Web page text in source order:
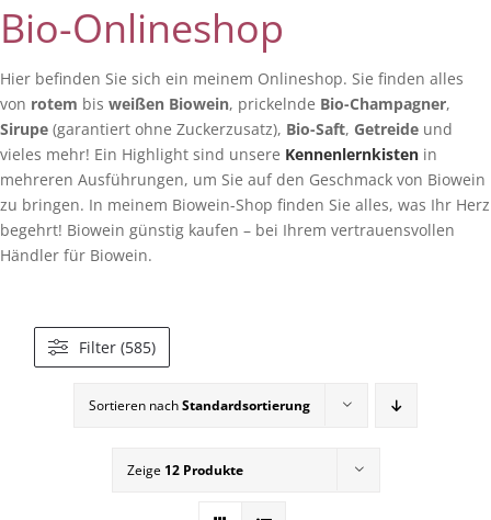
Bio-Onlineshop
Hier befinden Sie sich ein meinem Onlineshop. Sie finden alles
von rotem bis weißen Biowein, prickelnde Bio-Champagner,
Sirupe(garantiert ohne Zuckerzusatz), Bio-Saft, Getreideund
vieles mehr! Ein Highlight sind unsere Kennenlernkistenin
mehreren Ausführungen, um Sie auf den Geschmack von Biowein
zu bringen. In meinem Biowein-Shop finden Sie alles, was Ihr Herz
begehrt! Biowein günstig kaufen – bei Ihrem vertrauensvollen
Händler für Biowein.
Filter (585)
Sortieren nachStandardsortierung
Zeige 12 Produkte